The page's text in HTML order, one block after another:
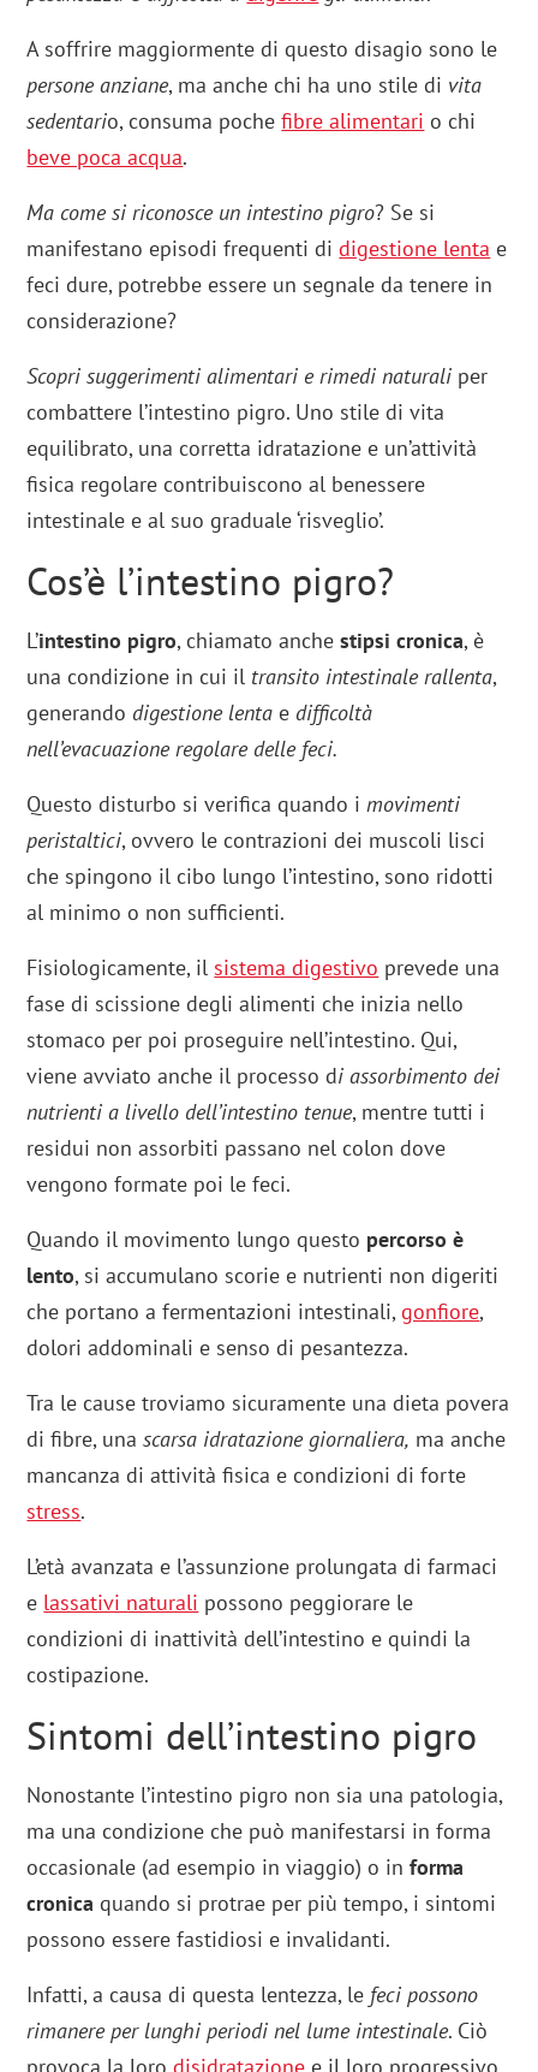
A soffrire maggiormente di questo disagio sono le
persone anziane, ma anche chi ha uno stile di vita
sedentario, consuma pochefibre alimentari o chi
beve poca acqua.
Ma come si riconosce un intestino pigro? Se si
manifestano episodi frequenti didigestione lenta e
feci dure, potrebbe essere un segnale da tenere in
considerazione?
Scopri suggerimenti alimentari e rimedi naturali per
combattere l’intestino pigro. Uno stile di vita
equilibrato, una corretta idratazione e un’attività
fisica regolare contribuiscono al benessere
intestinale e al suo graduale ‘risveglio’.
Cos’è l’intestino pigro?
L’intestino pigro, chiamato anchestipsi cronica, è
una condizione in cui il transito intestinale rallenta,
generando digestione lenta e difficoltà
nell’evacuazione regolare delle feci.
Questo disturbo si verifica quando imovimenti
peristaltici, ovvero le contrazioni dei muscoli lisci
che spingono il cibo lungo l’intestino, sono ridotti
al minimo o non sufficienti.
Fisiologicamente, il sistema digestivo prevede una
fase di scissione degli alimenti che inizia nello
stomaco per poi proseguire nell’intestino. Qui,
viene avviato anche il processo di assorbimento dei
nutrienti a livello dell’intestino tenue, mentre tutti i
residui non assorbiti passano nel colon dove
vengono formate poi le feci.
Quando il movimento lungo questo percorso è
lento, si accumulano scorie e nutrienti non digeriti
che portano a fermentazioni intestinali,gonfiore,
dolori addominali e senso di pesantezza.
Tra le cause troviamo sicuramente una dieta povera
di fibre, unascarsa idratazione giornaliera, ma anche
mancanza di attività fisica e condizioni di forte
stress.
L’età avanzata e l’assunzione prolungata di farmaci
e lassativi naturali possono peggiorare le
condizioni di inattività dell’intestino e quindi la
costipazione.
Sintomi dell’intestino pigro
Nonostante l’intestino pigro non sia una patologia,
ma una condizione che può manifestarsi in forma
occasionale (ad esempio in viaggio) o informa
cronica quando si protrae per più tempo, i sintomi
possono essere fastidiosi e invalidanti.
Infatti, a causa di questa lentezza, le feci possono
rimanere per lunghi periodi nel lume intestinale. Ciò